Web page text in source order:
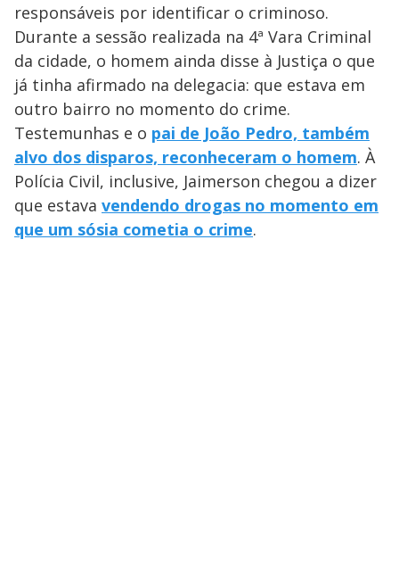
responsáveis por identificar o criminoso.
Durante a sessão realizada na 4ª Vara Criminal
da cidade, o homem ainda disse à Justiça o que
já tinha afirmado na delegacia: que estava em
outro bairro no momento do crime.
Testemunhas e o pai de João Pedro, também
alvo dos disparos, reconheceram o homem. À
Polícia Civil, inclusive, Jaimerson chegou a dizer
que estava vendendo drogas no momento em
que um sósia cometia o crime.